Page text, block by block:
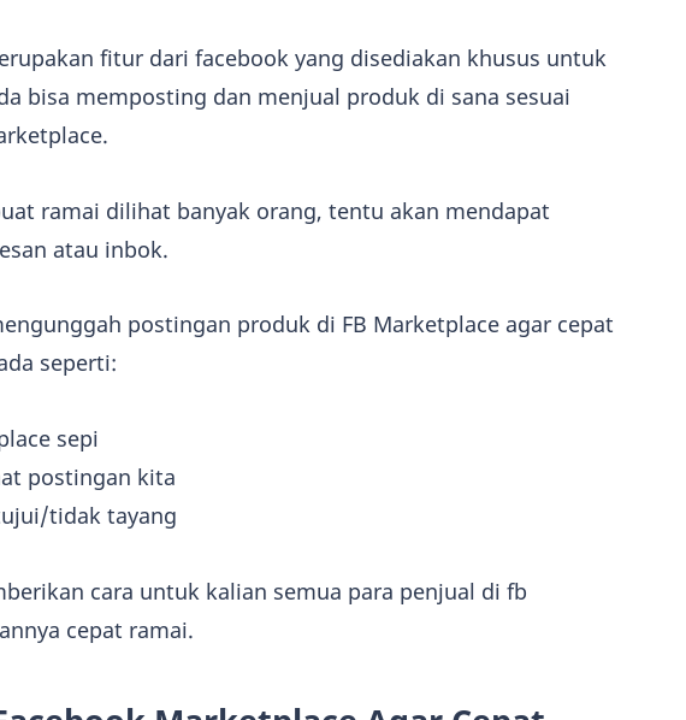
fitur dari facebook yang disediakan khusus untuk
bisa memposting dan menjual produk di sana sesuai
ramai dilihat banyak orang, tentu akan mendapat
atau inbok.
postingan produk di FB Marketplace agar cepat
seperti:
sepi
postingan kita
tidak tayang
cara untuk kalian semua para penjual di fb
cepat ramai.